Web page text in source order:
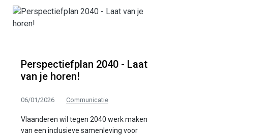
Perspectiefplan 2040 - Laat
van je horen!
06/01/2026 Communicatie
Vlaanderen wil tegen 2040 werk maken
van een inclusieve samenleving voor